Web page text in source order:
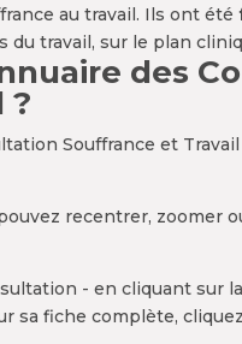
au travail. Ils ont été
travail, sur le plan
des
?
Souffrance et
recentrer, zoomer
- en cliquant sur
sa fiche complète,